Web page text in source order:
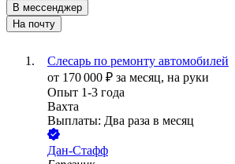
В мессенджер
На почту
Слесарь по ремонту автомобилей
от 170 000 ₽ за месяц, на руки
Опыт 1-3 года
Вахта
Выплаты: Два раза в месяц
Дан-Стафф